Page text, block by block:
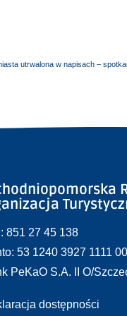
utrwalona w napisach –
851 27 45 138
53 1240 3927 1111
PeKaO S.A. II O/
dostępności